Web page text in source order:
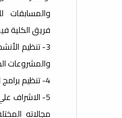
فريق الكلية
3- تنظيم
والمشروعات
4- تنظيم برامج الرحلات والمخيمات.
5- الاشراف
مجالاته